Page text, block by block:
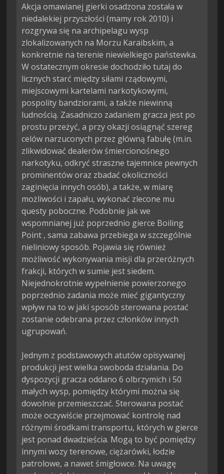
Akcja omawianej gierki osadzona została w
niedalekiej przyszłości (mamy rok 2010) i
rozgrywa się na archipelagu wysp
zlokalizowanych na Morzu Karaibskim, a
konkretnie na terenie niewielkiego państewka.
W ostatecznym okresie dochodziło tutaj do
licznych starć między siłami rządowymi,
miejscowymi kartelami narkotykowymi,
pospolity bandziorami, a także niewinną
ludnością. Zasadniczo zadaniem gracza jest po
prostu przeżyć, a przy okazji osiągnąć szereg
celów narzuconych przez główną fabułę (m.in.
zlikwidować dealerów śmiercionośnego
narkotyku, odkryć straszne tajemnice pewnych
prominentów oraz zbadać okoliczności
zaginięcia innych osób), a także, w miarę
możliwości i zapału, wykonać zlecone mu
questy poboczne. Podobnie jak we
wspomnianej już poprzednio gierce Boiling
Point , sama zabawa przebiega w szczególnie
nieliniowy sposób. Pojawia się również
możliwość wykonywania misji dla przeróżnych
frakcji, których w sumie jest siedem.
Niejednokrotnie wypełnienie powierzonego
poprzednio zadania może mieć gigantyczny
wpływ na to w jaki sposób sterowana postać
zostanie odebrana przez członków innych
ugrupowań.
Jednym z podstawowych atutów opisywanej
produkcji jest wielka swoboda działania. Do
dyspozycji gracza oddano 6 olbrzymich i 50
małych wysp, pomiędzy którymi można się
dowolnie przemieszczać. Sterowana postać
może oczywiście przejmować kontrolę nad
różnymi środkami transportu, których w gierce
jest ponad dwadzieścia. Mogą to być pomiędzy
innymi wozy terenowe, ciężarówki, łodzie
patrolowe, a nawet śmigłowce. Na uwagę